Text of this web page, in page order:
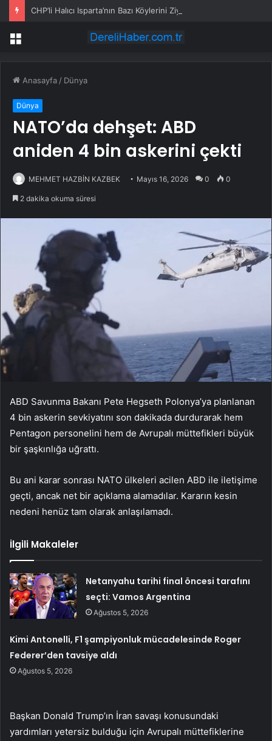
CHP’li Halıcı Isparta’nın Bazı Köylerini Ziyaret Etti
Menü
Anasayfa / Dünya
Dünya
NATO’da dehşet: ABD
aniden 4 bin askerini çekti
MEHMET HAZBİN KAZBEK Mayıs 16, 2026 0 0
2 dakika okuma süresi
ABD Savunma Bakanı Pete Hegseth Polonya’ya planlanan
4 bin askerin sevkiyatını son dakikada durdurarak hem
Pentagon personelini hem de Avrupalı müttefikleri büyük
bir şaşkınlığa uğrattı.
Bu ani karar sonrası NATO ülkeleri acilen ABD ile iletişime
geçti, ancak net bir açıklama alamadılar. Kararın kesin
nedeni henüz tam olarak anlaşılamadı.
İlgili Makaleler
Netanyahu tarihi final öncesi tarafını
seçti: Vamos Argentina
Ağustos 5, 2026
Kimi Antonelli, F1 şampiyonluk mücadelesinde Roger
Federer’den tavsiye aldı
Ağustos 5, 2026
Başkan Donald Trump’ın İran savaşı konusundaki
yardımları yetersiz bulduğu için Avrupalı müttefiklerine